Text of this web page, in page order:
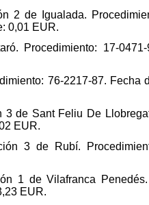
2 de Igualada.
0,01 EUR.
Procedimiento: 17-
76-2217-87. Fecha
de Sant Feliu De
EUR.
3 de Rubí.
1 de Vilafranca
EUR.